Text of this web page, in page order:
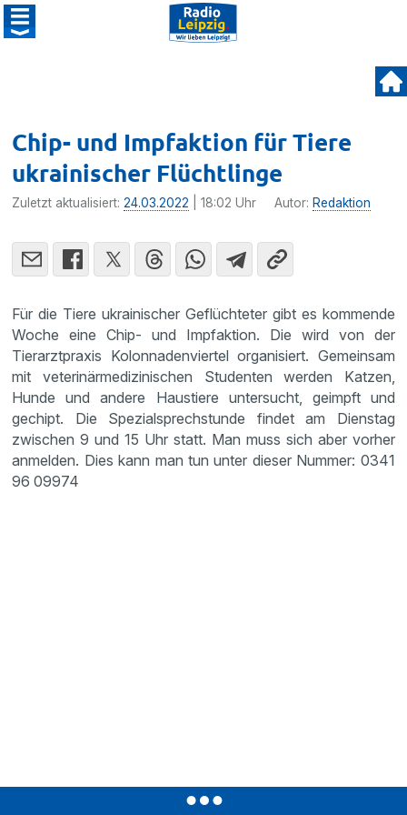
Chip- und Impfaktion für Tiere
ukrainischer Flüchtlinge
Zuletzt aktualisiert:24.03.2022 | 18:02 Uhr Autor: Redaktion
Für die Tiere ukrainischer Geflüchteter gibt es kommende
Woche eine Chip- und Impfaktion. Die wird von der
Tierarztpraxis Kolonnadenviertel organisiert. Gemeinsam
mit veterinärmedizinischen Studenten werden Katzen,
Hunde und andere Haustiere untersucht, geimpft und
gechipt. Die Spezialsprechstunde findet am Dienstag
zwischen 9 und 15 Uhr statt. Man muss sich aber vorher
anmelden. Dies kann man tun unter dieser Nummer: 0341
96 09974